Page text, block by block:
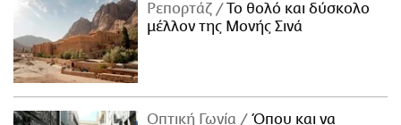
Ρεπορτάζ
Το θολό και δύσκολο
μέλλον της Μονής Σινά
Οπτική Γωνία
Όπου και να